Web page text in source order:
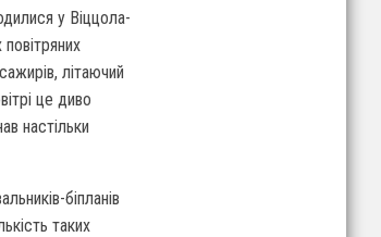
у Віццола-
літаючий
це диво
настільки
біпланів
таких